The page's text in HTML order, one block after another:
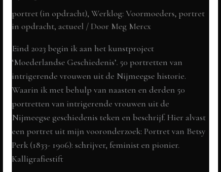
portret (in opdracht),Werklog: Voormoeders, portret
in opdracht, actueel / Door Meg Mercx
Eind 2023 begin ik aan het kunstproject
‘Moederlandse Geschiedenis’. 50 portretten van
intrigerende vrouwen uit de Nijmeegse historie.
Waarin ik met behulp van naasten en derden 50
portretten van intrigerende vrouwen uit de
Nijmeegse geschiedenis teken en beschrijf. Hier alvast
een portret uit mijn vooronderzoek: Portret van Betsy
Perk (1833- 1906): schrijver, feminist en pionier.
Kalligrafiestift